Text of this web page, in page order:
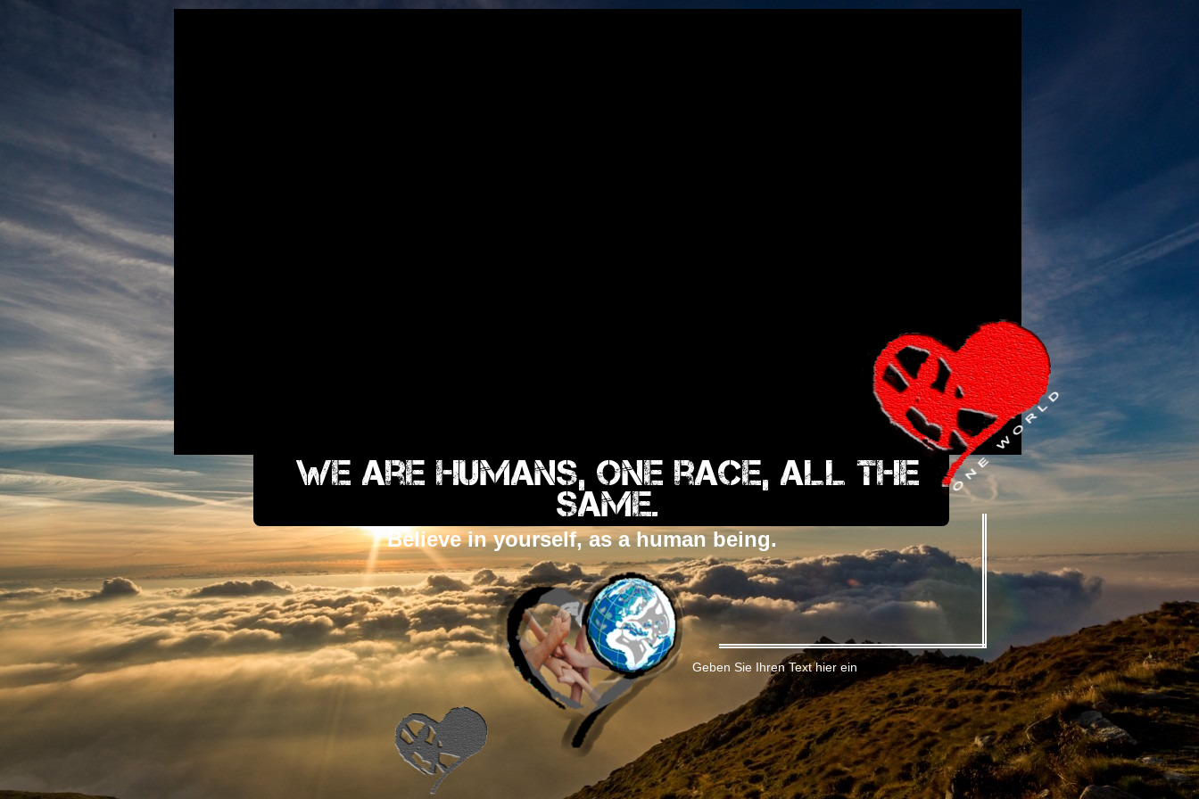
We are humans, one race, all the
same.
Believe in yourself, as a human being.
Geben Sie Ihren Text hier ein